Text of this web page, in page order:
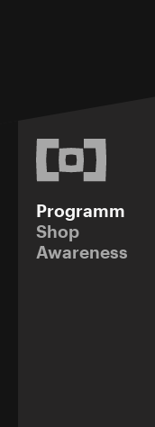
Programm
Shop
Awareness